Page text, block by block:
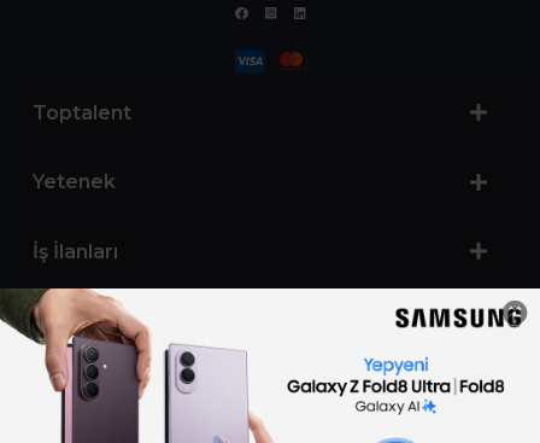
Toptalent
Yetenek
İş İlanları
Sertifika Programları
Yetenek Testleri